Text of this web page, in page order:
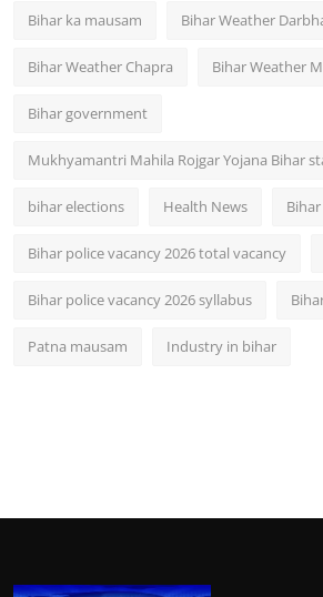
Bihar ka mausam Bihar Weather
Bihar Weather Chapra Bihar Weather
Bihar government
Mukhyamantri Mahila Rojgar Yojana Bihar
bihar elections Health News
Bihar police vacancy 2026 total vacancy
Bihar police vacancy 2026 syllabus
Patna mausam Industry in bihar